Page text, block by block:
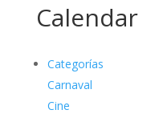
Calendar
Categorías
Carnaval
Cine